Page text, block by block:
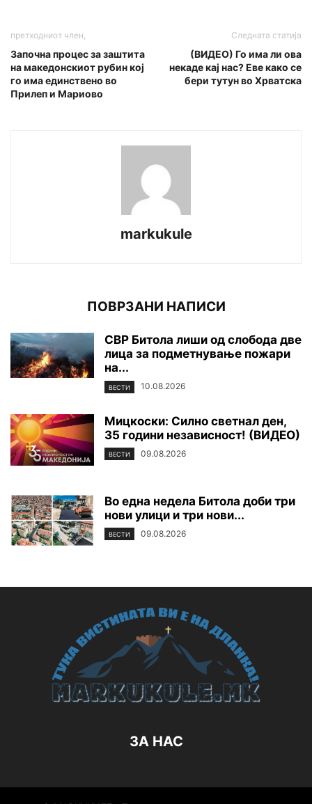
претходниот член,
Започна процес за заштита
на македонскиот рубин кој
го има единствено во
Прилеп и Мариово
Следната статија
(ВИДЕО) Го има ли ова
некаде кај нас? Еве како се
бери тутун во Хрватска
markukule
ПОВРЗАНИ НАПИСИ
СВР Битола лиши од слобода две
лица за подметнување пожари
на...
ВЕСТИ 10.08.2026
Мицкоски: Силно светнал ден,
35 години независност! (ВИДЕО)
ВЕСТИ 09.08.2026
Во една недела Битола доби три
нови улици и три нови...
ВЕСТИ 09.08.2026
ЗА НАС